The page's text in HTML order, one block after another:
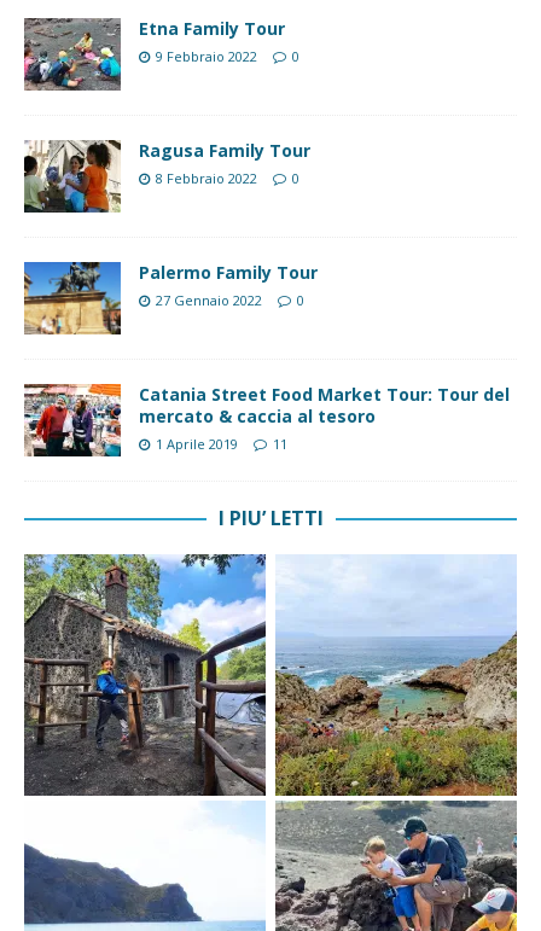
Etna Family Tour
9 Febbraio 2022 0
Ragusa Family Tour
8 Febbraio 2022 0
Palermo Family Tour
27 Gennaio 2022 0
Catania Street Food Market Tour: Tour del
mercato & caccia al tesoro
1 Aprile 2019 11
I PIU’ LETTI